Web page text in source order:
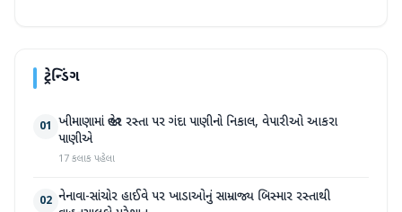
ટ્રેન્ડિંગ
01 ખીમાણામાં જાહેર રસ્તા પર ગંદા પાણીનો નિકાલ, વેપારીઓ આકરા
પાણીએ
17 કલાક પહેલા
02 નેનાવા-સાંચોર હાઈવે પર ખાડાઓનું સામ્રાજ્ય બિસ્માર રસ્તાથી